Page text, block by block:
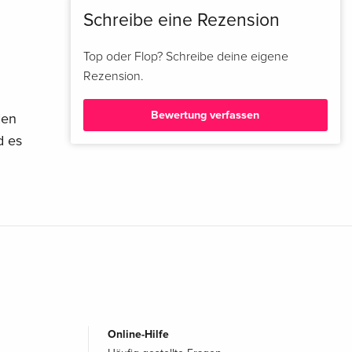
4K Ultra HD + Blu-ray — (ausgewählt)
CHF 34.50
Limited Edition, Steelbook, 4K Ultra HD + Blu-
es
Schreibe eine Rezension
Top oder Flop? Schreibe deine eigene
Rezension.
Bewertung verfassen
Online-Hilfe